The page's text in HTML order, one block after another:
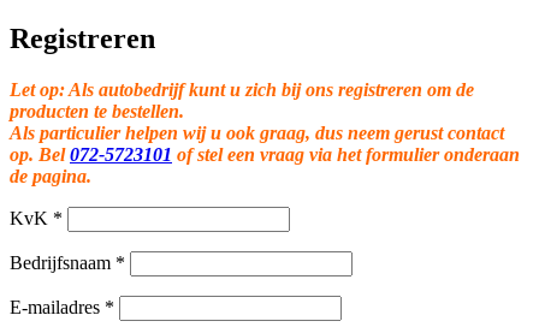
Registreren
Let op: Als autobedrijf kunt u zich bij ons registreren om de
producten te bestellen.
Als particulier helpen wij u ook graag, dus neem gerust contact
op. Bel072-5723101 of stel een vraag via het formulier onderaan
de pagina.
KvK *
Bedrijfsnaam *
E-mailadres *